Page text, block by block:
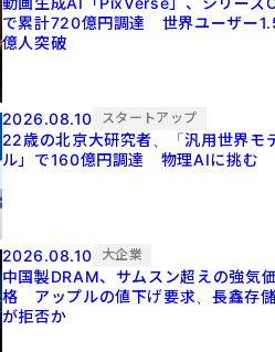
で累計720億円調達 世界ユーザー
億人突破
2026.08.10 スタートアップ
22歳の北京大研究者、「汎用世界モ
ル」で160億円調達 物理AIに挑む
2026.08.10 大企業
中国製DRAM、サムスン超えの強気
格 アップルの値下げ要求、長鑫存
が拒否か